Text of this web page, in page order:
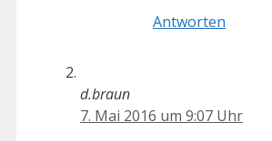
Antworten
d.braun
7. Mai 2016 um 9:07 Uhr